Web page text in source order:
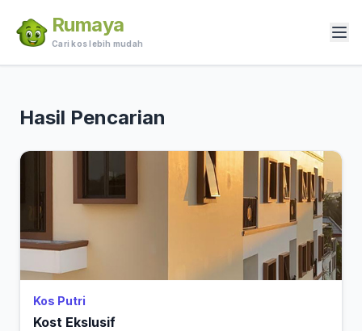
Rumaya
Cari kos lebih mudah
Hasil Pencarian
Kos Putri
Kost Ekslusif